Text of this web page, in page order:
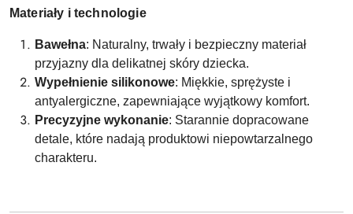
Materiały i technologie
Bawełna: Naturalny, trwały i bezpieczny materiał
przyjazny dla delikatnej skóry dziecka.
Wypełnienie silikonowe: Miękkie, sprężyste i
antyalergiczne, zapewniające wyjątkowy komfort.
Precyzyjne wykonanie: Starannie dopracowane
detale, które nadają produktowi niepowtarzalnego
charakteru.